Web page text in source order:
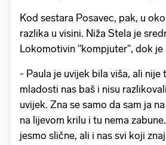
Kod sestara Posavec, pak, u
razlika u visini. Niža Stela je
Lokomotivin "kompjuter", dok je
- Paula je uvijek bila viša, ali
mladosti nas baš i nisu
uvijek. Zna se samo da sam ja
na lijevom krilu i tu nema
jesmo slične, ali i nas svi koji